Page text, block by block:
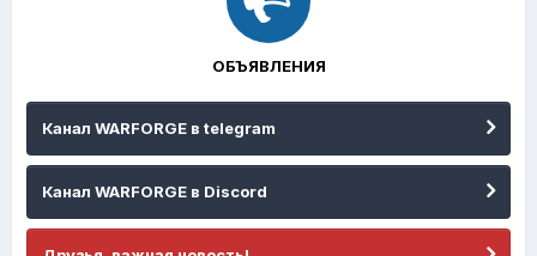
ОБЪЯВЛЕНИЯ
Канал WARFORGE в telegram
Канал WARFORGE в Discord